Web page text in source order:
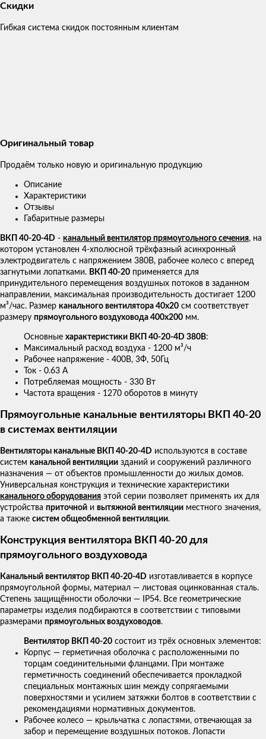
Скидки
Гибкая система скидок постоянным клиентам
Оригинальный товар
Продаём только новую и оригинальную продукцию
Описание
Характеристики
Отзывы
Габаритные размеры
ВКП 40-20-4D - канальный вентилятор прямоугольного сечения, на
котором установлен 4-хполюсной трёхфазный асинхронный
электродвигатель с напряжением 380В, рабочее колесо с вперед
загнутыми лопатками. ВКП 40-20 применяется для
принудительного перемещения воздушных потоков в заданном
направлении, максимальная производительность достигает 1200
м³/час. Размер канального вентилятора 40х20 см соответствует
размеру прямоугольного воздуховода 400х200 мм.
Основные характеристики ВКП 40-20-4D 380В:
Максимальный расход воздуха - 1200 м³/ч
Рабочее напряжение - 400В, 3Ф, 50Гц
Ток - 0.63 А
Потребляемая мощность - 330 Вт
Частота вращения - 1270 оборотов в минуту
Прямоугольные канальные вентиляторы ВКП 40-20
в системах вентиляции
Вентиляторы канальные ВКП 40-20-4D используются в составе
систем канальной вентиляции зданий и сооружений различного
назначения — от объектов промышленности до жилых домов.
Универсальная конструкция и технические характеристики
канального оборудования этой серии позволяет применять их для
устройства приточной и вытяжной вентиляции местного значения,
а также систем общеобменной вентиляции.
Конструкция вентилятора ВКП 40-20 для
прямоугольного воздуховода
Канальный вентилятор ВКП 40-20-4D изготавливается в корпусе
прямоугольной формы, материал — листовая оцинкованная сталь.
Степень защищённости оболочки — IP54. Все геометрические
параметры изделия подбираются в соответствии с типовыми
размерами прямоугольных воздуховодов.
Вентилятор ВКП 40-20 состоит из трёх основных элементов:
Корпус — герметичная оболочка с расположенными по
торцам соединительными фланцами. При монтаже
герметичность соединений обеспечивается прокладкой
специальных монтажных шин между сопрягаемыми
поверхностями и усилием затяжки болтов в соответствии с
рекомендациями нормативных документов.
Рабочее колесо — крыльчатка с лопастями, отвечающая за
забор и перемещение воздушных потоков. Лопасти